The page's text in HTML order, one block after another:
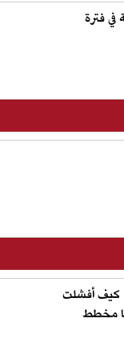
في فترة
كيف أفشلت
مخطط